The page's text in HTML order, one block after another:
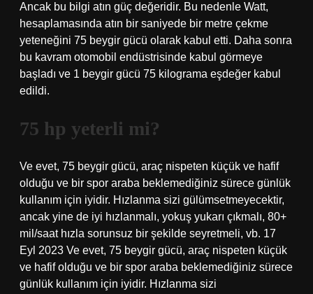
Ancak bu bilgi atın güç değeridir. Bu nedenle Watt,
hesaplamasında atın bir saniyede bir metre çekme
yeteneğini 75 beygir gücü olarak kabul etti. Daha sonra
bu kavram otomobil endüstrisinde kabul görmeye
başladı ve 1 beygir gücü 75 kilograma eşdeğer kabul
edildi.
75 hp yeterli mi?
Ve evet, 75 beygir gücü, araç nispeten küçük ve hafif
olduğu ve bir spor araba beklemediğiniz sürece günlük
kullanım için iyidir. Hızlanma sizi gülümsetmeyecektir,
ancak yine de iyi hızlanmalı, yokuş yukarı çıkmalı, 80+
mil/saat hızla sorunsuz bir şekilde seyretmeli, vb. 17
Eyl 2023 Ve evet, 75 beygir gücü, araç nispeten küçük
ve hafif olduğu ve bir spor araba beklemediğiniz sürece
günlük kullanım için iyidir. Hızlanma sizi